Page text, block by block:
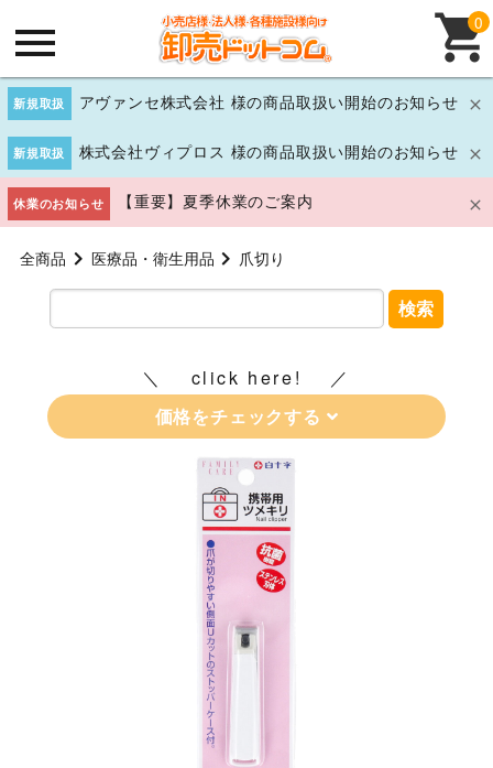
新規取扱 アヴァンセ株式会社 様の商品取扱い開始のお知らせ
新規取扱 株式会社ヴィプロス 様の商品取扱い開始のお知らせ
休業のお知らせ 【重要】夏季休業のご案内
0
全商品 医療品・衛生用品 爪切り
検索
click here!
価格をチェックする